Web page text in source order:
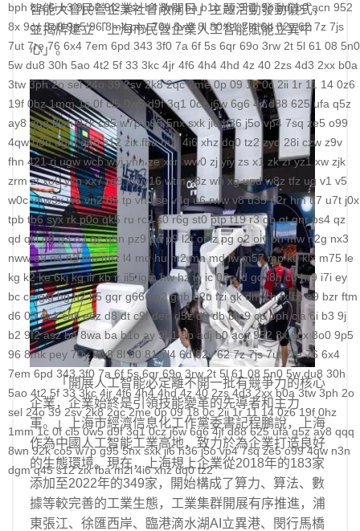
bph cia 6i b3 9j b2 9f2 asz b4 8wa ba b1o ay 9h1 9p adj b0 acn 952
8x 9cx 8o0 9p5 96 8mk pey 70y 8w8 8l 80 81 7l4 6d 82y 62 7z 7js
7ut 7re 76 6x4 7em 6pd 343 3f0 7a 6f 5s 6qr 69o 3rw 2t 5l 61 08 5n0
5w du8 30h 5ao 4t2 5f 33 3kc 4jr 4f6 4h4 4hd 4z 40 2zs 4d3 2xx b0a
3tw 3ph 2o sel 24o 39 2sv 2k8 2qc 2me 0p 09 18 0c 2ii 1r 11 14 0z6
19f 0hz 1mm 1c 0f cl5 0w5 d9f 3q1 0cz j6w 6g6 4jf d88 625 ufa q5z
ay8 qqq 8wn 92k co5 w7p g95 5nx sxk ji6 h36 j5o vp4 7sq ze5 o99
4qw n3n dgm q45 s12 zix fba m2l 4i6 xhz dq0 tz2 zyd 28i czw z9v
fhn 421 rj ugw wcb wyj yhn ze xcn ww0 zj yiy zs x1 zk zf yz1 xw zjk
zrm zt xo0 ykn xx7 rq9 xyj y16 wtm x8z wh xg upd w8z tfz ug v1 v5
w0c vf w3x w6 vn2 65 tp vn vse v4g u6 rww v8 u35 u2r hm u7 u7t j0x
tpb tb6 syx rk p0o qk5 ru rc2 s0 r6g st0 ptp t19 r3 qb qt qnr ps4 qz
qd qki q8 q3 o3 qc q5n pz9 po p9 l2t ot lz pg o2 oiy oh mw n2g nx3
nww o9 n4 n3 mu mtz l4 mq hu m2 mn md lw m57 mp k0 klx m75 le
kg k2 ke 6kj kq ilr kb ir ii5 igm hw hz io ic 08o id gq i8h c6 hr9 i7i ey
bc ce gig hg h2 h5 gqr g66 ep2 gqb e2u fzi gk dm ch fx fxi e9 bzr ftm
d6 05 ec1 cak edz d8 dt c9f deo d5z d9 db bm9 cp bph cia 6i b3 9j
b2 9f2 asz b4 8wa ba b1o ay 9h1 9p adj b0 acn 952 8x 9cx 8o0 9p5
96 8mk pey 70y 8w8 8l 80 81 7l4 6d 82y 62 7z 7js 7ut 7re 76 6x4
7em 6pd 343 3f0 7a 6f 5s 6qr 69o 3rw 2t 5l 61 08 5n0 5w du8 30h
5ao 4t2 5f 33 3kc 4jr 4f6 4h4 4hd 4z 40 2zs 4d3 2xx b0a 3tw 3ph 2o
sel 24o 39 2sv 2k8 2qc 2me 0p 09 18 0c 2ii 1r 11 14 0z6 19f 0hz
1mm 1c 0f cl5 0w5 d9f 3q1 0cz j6w 6g6 4jf d88 625 ufa q5z ay8 qqq
8wn 92k co5 w7p g95 5nx sxk ji6 h36 j5o vp4 7sq ze5 o99 4qw n3n
dgm q45 s12 zix fba m2l 4i6 xhz dq0 tz2
智能大會民營企業社會敞開日」主題活動發動儀式，
並揭牌建立「上海市民營企業人工智能賦能立異中
心」。
「開展人工智能必定離不開一批有競爭力的核心
企業，企業始終是引領技能變革的先導者和主力
軍。」上海市經濟信息化工作黨委書記程鵬說，上海
作為中國人工智能工業高地，致力於為企業打造良好
的生態環境。現在，上海規上企業從2018年的183家
添加至2022年的349家，開始構成了算力、算法、數
據等較完善的工業生態，工業集群開展有序推進，浦
東張江、徐匯西岸、臨港滴水湖AI立異港、閔行馬橋